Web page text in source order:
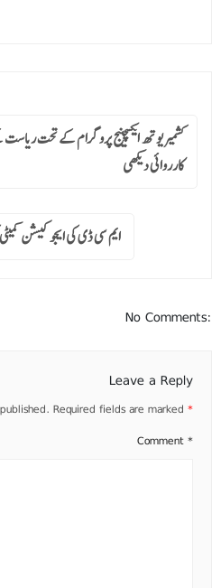
کارروائی دیکھی
ایم سی ڈی کی ایجوکیشن
No Comments:
Leave a Reply
Required fields are marked *
Comment *